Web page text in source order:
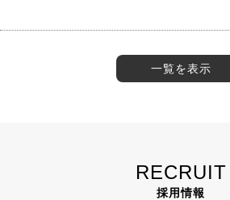
一覧を表示
RECRUIT
採用情報